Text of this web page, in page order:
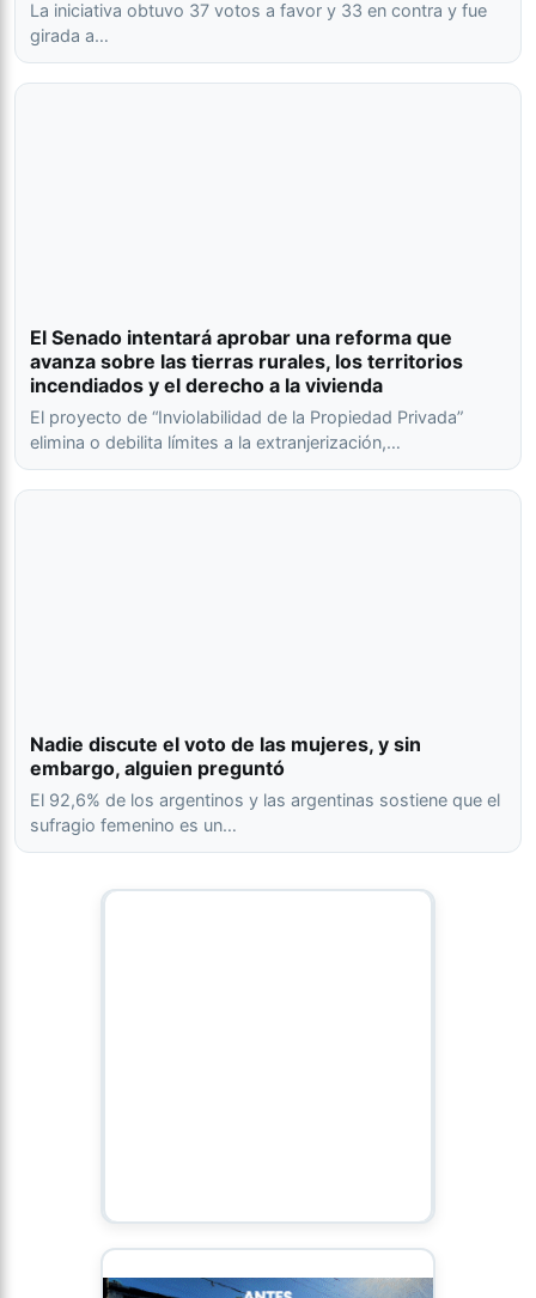
La iniciativa obtuvo 37 votos a favor y 33 en contra y fue
girada a…
El Senado intentará aprobar una reforma que
avanza sobre las tierras rurales, los territorios
incendiados y el derecho a la vivienda
El proyecto de “Inviolabilidad de la Propiedad Privada”
elimina o debilita límites a la extranjerización,…
Nadie discute el voto de las mujeres, y sin
embargo, alguien preguntó
El 92,6% de los argentinos y las argentinas sostiene que el
sufragio femenino es un…